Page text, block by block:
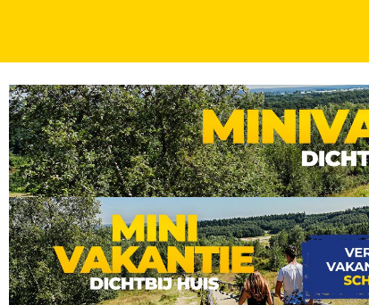
STEDENTRIPS 4, 5 OF 6 DAGEN KINDERKORTING
Op zoek naar geluk in Las Vegas!